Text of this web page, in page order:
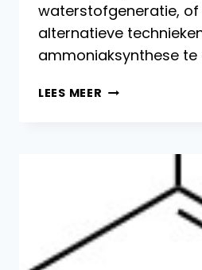
waterstofgeneratie,
alternatieve
ammoniaksynthese te
LEES MEER GROEN